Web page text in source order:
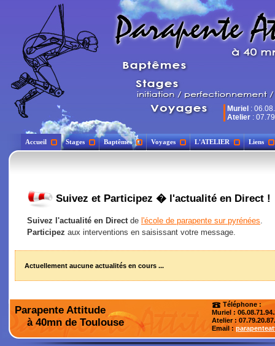
Muriel :
Atelier :
Accueil Stages Baptêmes Voyages L'ATELIER Liens
Suivez et Participez � l'actualité en Direct !
Suivez l'actualité en Directde l'école de parapente sur pyrénées.
Participez aux interventions en saisissant votre message.
Actuellement aucune actualités en cours ...
Parapente Attitude
à 40mn de Toulouse
Téléphone :
Muriel :
Atelier:
Email :